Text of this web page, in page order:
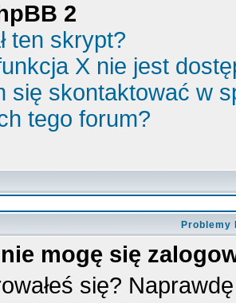
2
ten skrypt?
X nie jest
się skontaktować w
tego forum?
Problemy
mogę się
się?